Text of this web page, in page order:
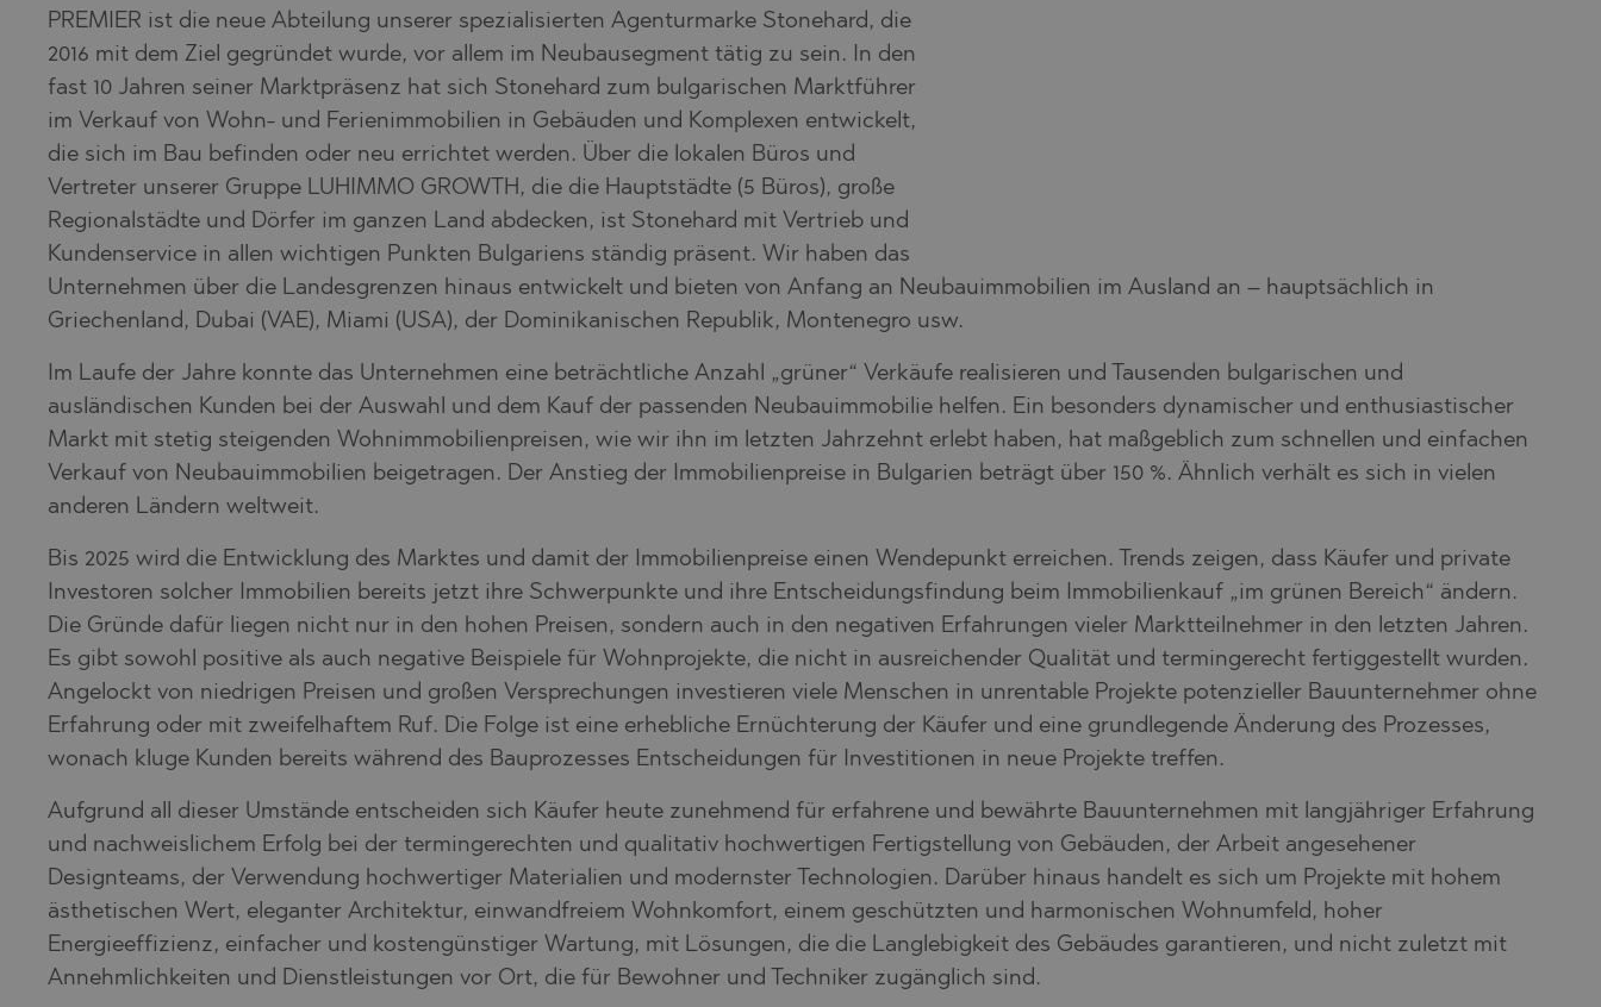
CHERNOMORETS
DRAGICHEVO
GARA ELIN PELIN
GERMAN
GURMAZOVO
LOZEN
MARKOVO
OBZOR
PANAGYURISHTE
PANCHAREVO
RUDARTSI
TSAREVO
VELINGRAD
VLADAYA
BYALA (VARNA)
CHERNOMORETS
DOBRINISHTE
GARA ELIN PELIN
KAZANLAK
KLADNITSA
LOZEN
MANOLE
MARKOVO
OBZOR
PRIMORSKO
SHKORPILOVTSI
SINEMORETS
TOPOLA
VLADAYA
YAGODOVO
PREMIER ist die neue Abteilung unserer spezialisierten Agenturmarke Stonehard, die
2016 mit dem Ziel gegründet wurde, vor allem im Neubausegment tätig zu sein. In den
fast 10 Jahren seiner Marktpräsenz hat sich Stonehard zum bulgarischen Marktführer
im Verkauf von Wohn- und Ferienimmobilien in Gebäuden und Komplexen entwickelt,
die sich im Bau befinden oder neu errichtet werden. Über die lokalen Büros und
Vertreter unserer Gruppe LUHIMMO GROWTH, die die Hauptstädte (5 Büros), große
Regionalstädte und Dörfer im ganzen Land abdecken, ist Stonehard mit Vertrieb und
Kundenservice in allen wichtigen Punkten Bulgariens ständig präsent. Wir haben das
Unternehmen über die Landesgrenzen hinaus entwickelt und bieten von Anfang an Neubauimmobilien im Ausland an – hauptsächlich in
Griechenland, Dubai (VAE), Miami (USA), der Dominikanischen Republik, Montenegro usw.
Im Laufe der Jahre konnte das Unternehmen eine beträchtliche Anzahl „grüner“ Verkäufe realisieren und Tausenden bulgarischen und
ausländischen Kunden bei der Auswahl und dem Kauf der passenden Neubauimmobilie helfen. Ein besonders dynamischer und enthusiastischer
Markt mit stetig steigenden Wohnimmobilienpreisen, wie wir ihn im letzten Jahrzehnt erlebt haben, hat maßgeblich zum schnellen und einfachen
Verkauf von Neubauimmobilien beigetragen. Der Anstieg der Immobilienpreise in Bulgarien beträgt über 150 %. Ähnlich verhält es sich in vielen
anderen Ländern weltweit.
Bis 2025 wird die Entwicklung des Marktes und damit der Immobilienpreise einen Wendepunkt erreichen. Trends zeigen, dass Käufer und private
Investoren solcher Immobilien bereits jetzt ihre Schwerpunkte und ihre Entscheidungsfindung beim Immobilienkauf „im grünen Bereich“ ändern.
Die Gründe dafür liegen nicht nur in den hohen Preisen, sondern auch in den negativen Erfahrungen vieler Marktteilnehmer in den letzten Jahren.
Es gibt sowohl positive als auch negative Beispiele für Wohnprojekte, die nicht in ausreichender Qualität und termingerecht fertiggestellt wurden.
Angelockt von niedrigen Preisen und großen Versprechungen investieren viele Menschen in unrentable Projekte potenzieller Bauunternehmer ohne
Erfahrung oder mit zweifelhaftem Ruf. Die Folge ist eine erhebliche Ernüchterung der Käufer und eine grundlegende Änderung des Prozesses,
wonach kluge Kunden bereits während des Bauprozesses Entscheidungen für Investitionen in neue Projekte treffen.
Aufgrund all dieser Umstände entscheiden sich Käufer heute zunehmend für erfahrene und bewährte Bauunternehmen mit langjähriger Erfahrung
und nachweislichem Erfolg bei der termingerechten und qualitativ hochwertigen Fertigstellung von Gebäuden, der Arbeit angesehener
Designteams, der Verwendung hochwertiger Materialien und modernster Technologien. Darüber hinaus handelt es sich um Projekte mit hohem
ästhetischen Wert, eleganter Architektur, einwandfreiem Wohnkomfort, einem geschützten und harmonischen Wohnumfeld, hoher
Energieeffizienz, einfacher und kostengünstiger Wartung, mit Lösungen, die die Langlebigkeit des Gebäudes garantieren, und nicht zuletzt mit
Annehmlichkeiten und Dienstleistungen vor Ort, die für Bewohner und Techniker zugänglich sind.